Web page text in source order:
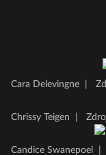
Cara Delevingne
Chrissy Teigen
Candice Swanepoel